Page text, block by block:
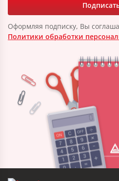
Оформляя подписку, Вы
Политики обработки